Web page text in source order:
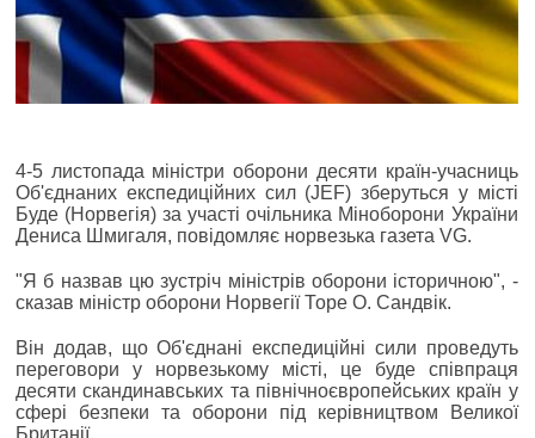
4-5 листопада міністри оборони десяти країн-учасниць
Об'єднаних експедиційних сил (JEF) зберуться у місті
Буде (Норвегія) за участі очільника Міноборони України
Дениса Шмигаля, повідомляє норвезька газета VG.
"Я б назвав цю зустріч міністрів оборони історичною", -
сказав міністр оборони Норвегії Торе О. Сандвік.
Він додав, що Об'єднані експедиційні сили проведуть
переговори у норвезькому місті, це буде співпраця
десяти скандинавських та північноєвропейських країн у
сфері безпеки та оборони під керівництвом Великої
Британії.